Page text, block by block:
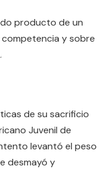
producto de un
y sobre
de su sacrificio
Juvenil de
levantó el peso
desmayó y